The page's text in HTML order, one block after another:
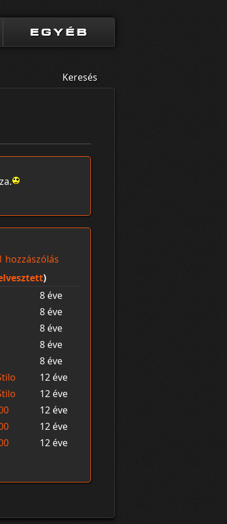
EGYÉB
Keresés
hozzászólás
)
8 éve
8 éve
8 éve
8 éve
8 éve
12 éve
12 éve
12 éve
12 éve
12 éve